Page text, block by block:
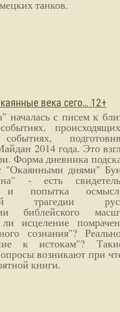
танков.
века сего… 12+
началась с писем к
2014 года. Это
Форма дневника
"Окаянными днями"
- есть
и попытка
трагедии
библейского
исцеление
сознания"?
к истокам"?
возникают при
книги.